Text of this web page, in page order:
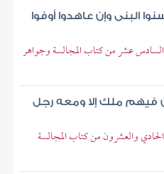
البنى وإن عاهدوا أوفوا
السادس عشر من كتاب المجالسة وجواهر
فيهم ملك إلا ومعه رجل
والعشرون من كتاب المجالسة